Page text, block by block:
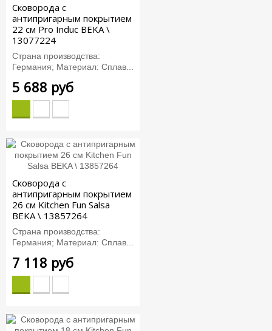
Сковорода с
антипригарным покрытием
22 см Pro Induc BEKA \
13077224
Страна производства:
Германия; Материал: Сплав...
5 688 руб
Сковорода с
антипригарным покрытием
26 см Kitchen Fun Salsa
BEKA \ 13857264
Страна производства:
Германия; Материал: Сплав...
7 118 руб